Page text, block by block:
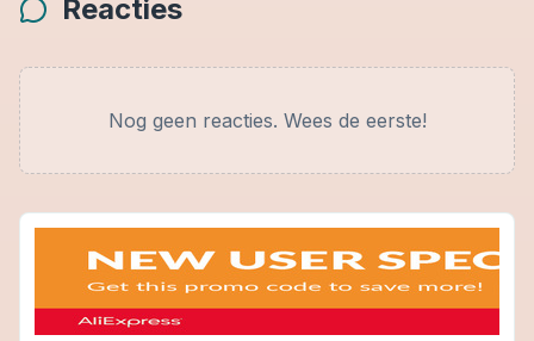
Reacties
Nog geen reacties. Wees de eerste!